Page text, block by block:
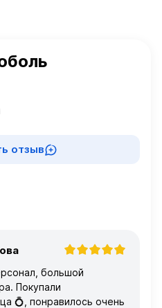
отзыв
большой
Покупали
💍, понравилось очень